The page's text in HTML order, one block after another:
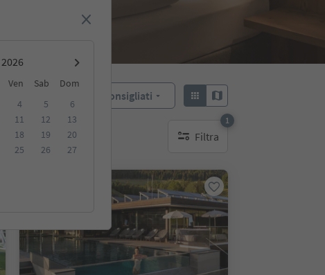
Ven Sab
Dom
4 5
6
11 12
13
18 19
20
25 26
27
Consigliati
Filtra
1
1 filtro attivo